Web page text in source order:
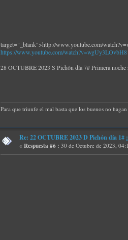
target="_blank">http://www.youtube.com/
https://www.youtube.com/watch?v=wgUy3LOvbH8
28 OCTUBRE 2023 S Pichón día 7# Primera
Para que triunfe el mal basta que los buenos no
Re: 22 OCTUBRE 2023 D Pichón día
« Respuesta #6 : 30 de Octubre de 2023,